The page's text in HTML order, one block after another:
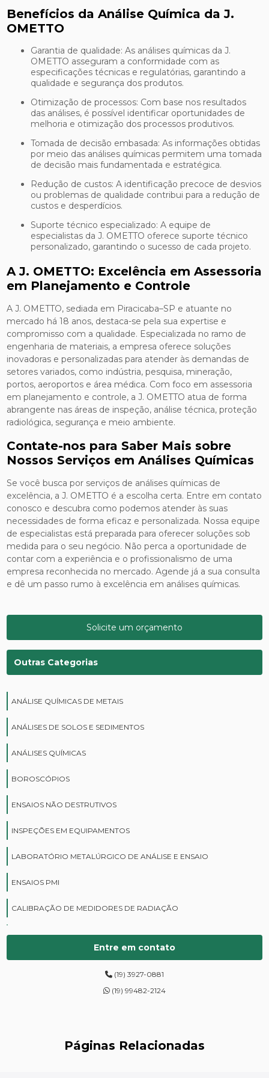
Benefícios da Análise Química da J.
OMETTO
Garantia de qualidade: As análises químicas da J.
OMETTO asseguram a conformidade com as
especificações técnicas e regulatórias, garantindo a
qualidade e segurança dos produtos.
Otimização de processos: Com base nos resultados
das análises, é possível identificar oportunidades de
melhoria e otimização dos processos produtivos.
Tomada de decisão embasada: As informações obtidas
por meio das análises químicas permitem uma tomada
de decisão mais fundamentada e estratégica.
Redução de custos: A identificação precoce de desvios
ou problemas de qualidade contribui para a redução de
custos e desperdícios.
Suporte técnico especializado: A equipe de
especialistas da J. OMETTO oferece suporte técnico
personalizado, garantindo o sucesso de cada projeto.
A J. OMETTO: Excelência em Assessoria
em Planejamento e Controle
A J. OMETTO, sediada em Piracicaba–SP e atuante no
mercado há 18 anos, destaca-se pela sua expertise e
compromisso com a qualidade. Especializada no ramo de
engenharia de materiais, a empresa oferece soluções
inovadoras e personalizadas para atender às demandas de
setores variados, como indústria, pesquisa, mineração,
portos, aeroportos e área médica. Com foco em assessoria
em planejamento e controle, a J. OMETTO atua de forma
abrangente nas áreas de inspeção, análise técnica, proteção
radiológica, segurança e meio ambiente.
Contate-nos para Saber Mais sobre
Nossos Serviços em Análises Químicas
Se você busca por serviços de análises químicas de
excelência, a J. OMETTO é a escolha certa. Entre em contato
conosco e descubra como podemos atender às suas
necessidades de forma eficaz e personalizada. Nossa equipe
de especialistas está preparada para oferecer soluções sob
medida para o seu negócio. Não perca a oportunidade de
contar com a experiência e o profissionalismo de uma
empresa reconhecida no mercado. Agende já a sua consulta
e dê um passo rumo à excelência em análises químicas.
Solicite um orçamento
Outras Categorias
ANÁLISE QUÍMICAS DE METAIS
ANÁLISES DE SOLOS E SEDIMENTOS
ANÁLISES QUÍMICAS
BOROSCÓPIOS
ENSAIOS NÃO DESTRUTIVOS
INSPEÇÕES EM EQUIPAMENTOS
LABORATÓRIO METALÚRGICO DE ANÁLISE E ENSAIO
ENSAIOS PMI
CALIBRAÇÃO DE MEDIDORES DE RADIAÇÃO
CURSOS DE PROTEÇÃO RADIOLÓGICA
DIGITALIZAÇÃO DE FILMES RADIOGRÁFICOS
ENSAIOS DE DUREZA DE CAMPO
Entre em contato
(19) 3927-0881
(19) 99482-2124
Páginas Relacionadas